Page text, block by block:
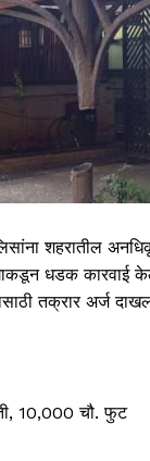
शहरातील
धडक
तक्रार अर्ज
10,000 चौ. फुट